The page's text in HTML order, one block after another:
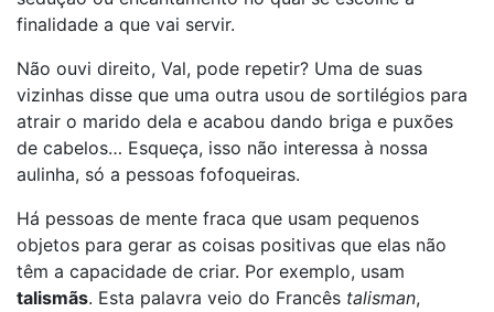
finalidade a que vai servir.
Não ouvi direito, Val, pode repetir? Uma de suas
vizinhas disse que uma outra usou de sortilégios para
atrair o marido dela e acabou dando briga e puxões
de cabelos… Esqueça, isso não interessa à nossa
aulinha, só a pessoas fofoqueiras.
Há pessoas de mente fraca que usam pequenos
objetos para gerar as coisas positivas que elas não
têm a capacidade de criar. Por exemplo, usam
talismãs. Esta palavra veio do Francês talisman,